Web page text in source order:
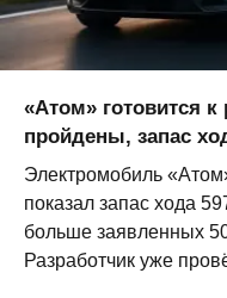
«Атом» готовится
пройдены, запас
Электромобиль
показал запас хода
больше заявленных
Разработчик уже